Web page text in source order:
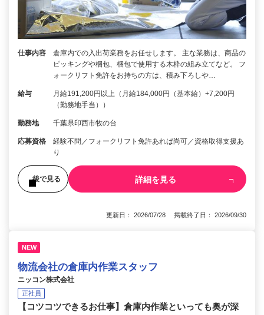
仕事内容
倉庫内での入出荷業務をお任せします。 主な業務は、商品の
ピッキングや梱包、梱包で使用する木枠の組み立てなど。 フ
ォークリフト免許をお持ちの方は、積み下ろしや…
給与
月給191,200円以上（月給184,000円（基本給）+7,200円
（勤務地手当））
勤務地 千葉県印西市牧の台
応募資格
経験不問／フォークリフト免許あれば尚可／資格取得支援あ
り
後で見る 詳細を見る
更新日： 2026/07/28 掲載終了日： 2026/09/30
NEW
物流会社の倉庫内作業スタッフ
ニッコン株式会社
正社員
【コツコツできるお仕事】倉庫内作業といっても奥が深